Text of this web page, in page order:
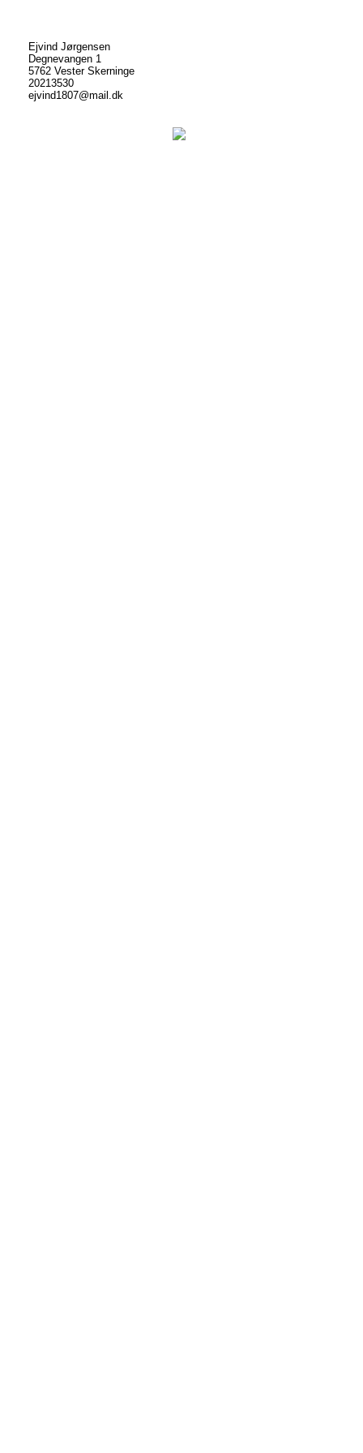
Ejvind Jørgensen
Degnevangen 1
5762 Vester Skerninge
20213530
ejvind1807@mail.dk